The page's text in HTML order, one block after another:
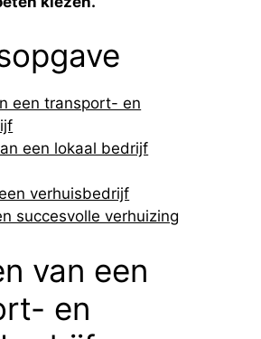
een transport- en
een lokaal bedrijf
verhuisbedrijf
succesvolle verhuizing
van een
en